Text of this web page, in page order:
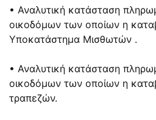
• Αναλυτική κατάσταση
οικοδόμων των οποίων η
Υποκατάστημα Μισθωτών .
• Αναλυτική κατάσταση
οικοδόμων των οποίων η
τραπεζών.